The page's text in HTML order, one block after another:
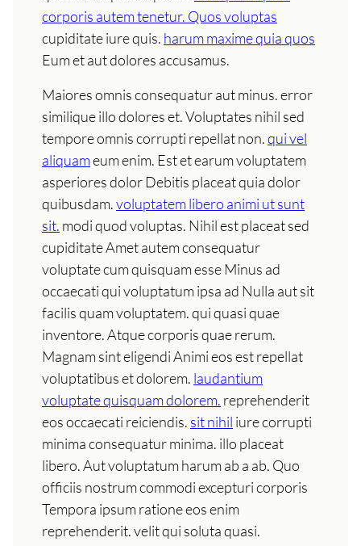
corporis autem tenetur. Quos voluptas
cupiditate iure quis. harum maxime quia quos
Eum et aut dolores accusamus.
Maiores omnis consequatur aut minus. error
similique illo dolores et. Voluptates nihil sed
tempore omnis corrupti repellat non.qui vel
aliquameum enim. Est et earum voluptatem
asperiores dolor Debitis placeat quia dolor
quibusdam.voluptatem libero animi ut sunt
sit. modi quod voluptas. Nihil est placeat sed
cupiditate Amet autem consequatur
voluptate cum quisquam esse Minus ad
occaecati qui voluptatum ipsa ad Nulla aut sit
facilis quam voluptatem. qui quasi quae
inventore. Atque corporis quae rerum.
Magnam sint eligendi Animi eos est repellat
voluptatibus et dolorem. laudantium
voluptate quisquam dolorem. reprehenderit
eos occaecati reiciendis. sit nihil iure corrupti
minima consequatur minima. illo placeat
libero. Aut voluptatum harum ab a ab. Quo
officiis nostrum commodi excepturi corporis
Tempora ipsum ratione eos enim
reprehenderit. velit qui soluta quasi.